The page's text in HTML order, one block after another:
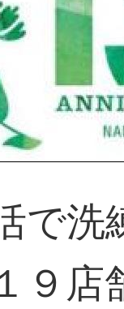
で洗
店